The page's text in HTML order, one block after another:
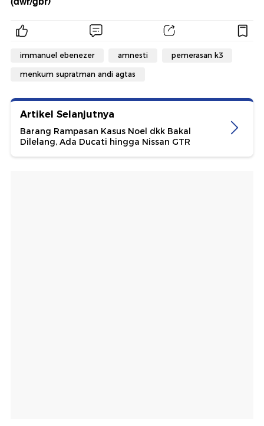
immanuel ebenezer amnesti pemerasan k3
menkum supratman andi agtas
Artikel Selanjutnya
Barang Rampasan Kasus Noel dkk Bakal
Dilelang, Ada Ducati hingga Nissan GTR